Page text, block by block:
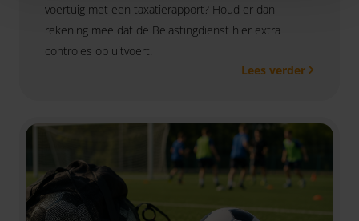
voertuig met een taxatierapport? Houd er dan
rekening mee dat de Belastingdienst hier extra
controles op uitvoert.
Lees verder